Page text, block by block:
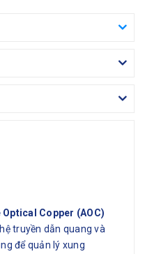
Copper (AOC)
truyền dẫn quang và
để quản lý xung